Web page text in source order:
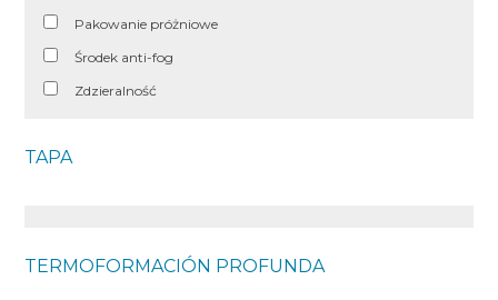
Pakowanie próżniowe
Środek anti-fog
Zdzieralność
TAPA
TERMOFORMACIÓN PROFUNDA